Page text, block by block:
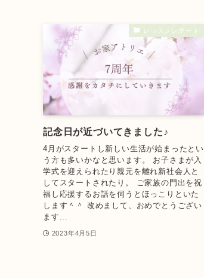
レッスンレポート
記念日が近づいてきました♪
4月がスタートし新しい生活が始まったとい
う方も多いかなと思います。 お子さまが入
学式を迎えられたり親元を離れ新社会人と
してスタートされたり。 ご家族の門出を祝
福し応援するお話を伺うとほっこりといた
します＾＾ 改めまして、おめでとうござい
ます...
2023年4月5日